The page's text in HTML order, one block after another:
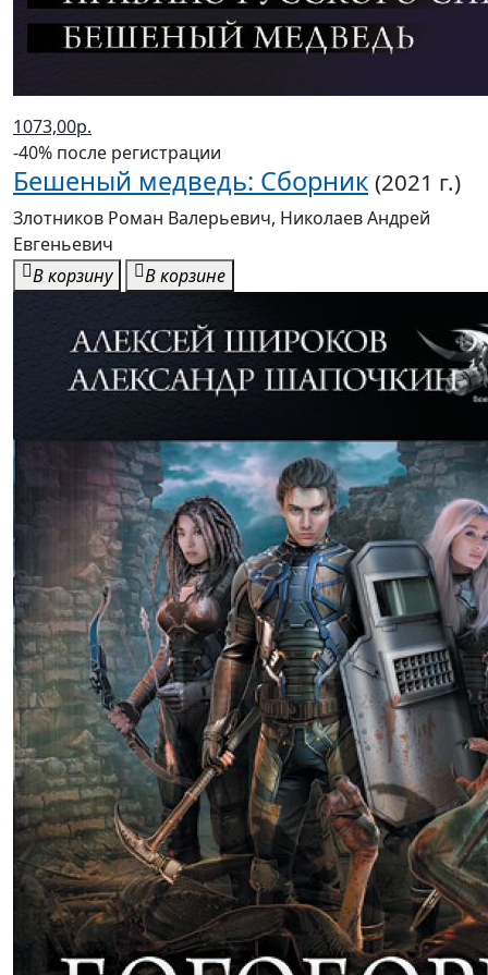
1073,00р.
-40% после регистрации
Бешеный медведь: Сборник (2021 г.)
Злотников Роман Валерьевич, Николаев Андрей
Евгеньевич
В корзину
В корзине